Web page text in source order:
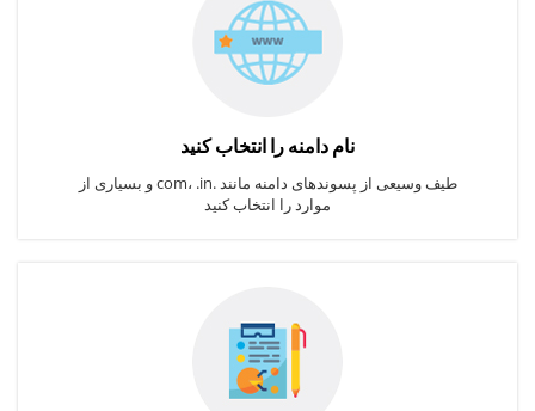
نام دامنه را انتخاب کنید
طیف وسیعی از پسوندهای دامنه مانند .com، .in و بسیاری از
موارد را انتخاب کنید